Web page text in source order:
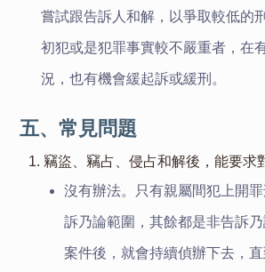
嘗試跟告訴人和解，以爭取較低的
初犯或是犯罪事實較不嚴重者，在
況，也有機會緩起訴或緩刑。
五、常見問題
1. 竊盜、竊占、侵占和解後，能要求
沒有辦法。只有親屬間犯上開
訴乃論範圍，其餘都是非告訴
案件後，就會持續偵辦下去，